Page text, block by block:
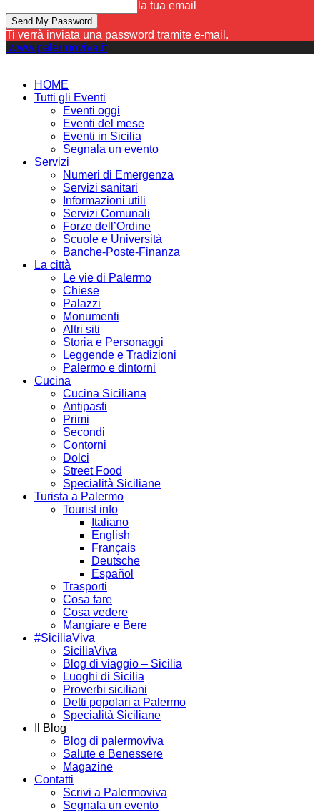
la tua email
Ti verrà inviata una password tramite e-mail.
www.palermoviva.it
HOME
Tutti gli Eventi
Eventi oggi
Eventi del mese
Eventi in Sicilia
Segnala un evento
Servizi
Numeri di Emergenza
Servizi sanitari
Informazioni utili
Servizi Comunali
Forze dell’Ordine
Scuole e Università
Banche-Poste-Finanza
La città
Le vie di Palermo
Chiese
Palazzi
Monumenti
Altri siti
Storia e Personaggi
Leggende e Tradizioni
Palermo e dintorni
Cucina
Cucina Siciliana
Antipasti
Primi
Secondi
Contorni
Dolci
Street Food
Specialità Siciliane
Turista a Palermo
Tourist info
Italiano
English
Français
Deutsche
Español
Trasporti
Cosa fare
Cosa vedere
Mangiare e Bere
#SiciliaViva
SiciliaViva
Blog di viaggio – Sicilia
Luoghi di Sicilia
Proverbi siciliani
Detti popolari a Palermo
Specialità Siciliane
Il Blog
Blog di palermoviva
Salute e Benessere
Magazine
Contatti
Scrivi a Palermoviva
Segnala un evento